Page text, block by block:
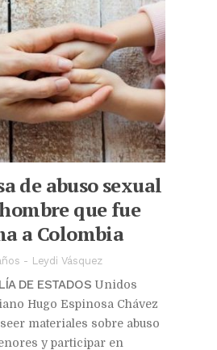
de abuso sexual
que fue
a Colombia
- Leydi Vásquez
DE ESTADOS Unidos
Hugo Espinosa Chávez
materiales sobre abuso
y participar en